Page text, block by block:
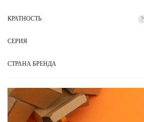
?
КРАТНОСТЬ
СЕРИЯ
СТРАНА БРЕНДА